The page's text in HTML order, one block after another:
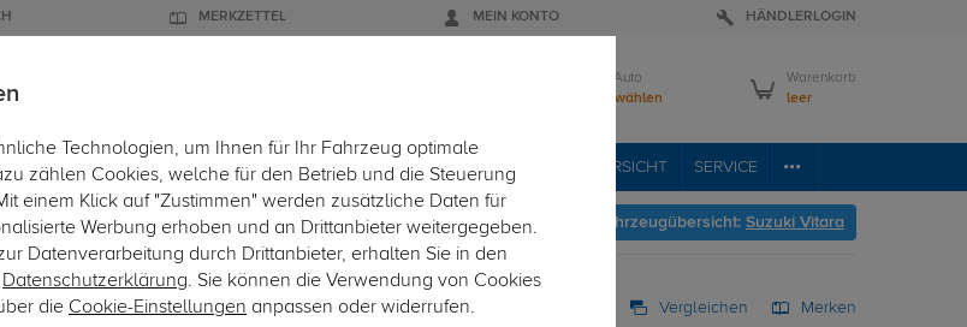
MERKZETTEL MEIN KONTO HÄNDLERLOGIN
Mein Auto
Bitte wählen
Warenkorb
leer
FAHRRADTRÄGER ZUBEHÖR EINBAUSERVICE FAHRZEUGÜBERSICHT SERVICE
Hier geht's zur Fahrzeugübersicht: Suzuki Vitara
Art.-Nr. aSZ109-1 Vergleichen Merken
Technologien, um Ihnen für Ihr Fahrzeug optimale
zählen Cookies, welche für den Betrieb und die Steuerung
einem Klick auf "Zustimmen" werden zusätzliche Daten für
Werbung erhoben und an Drittanbieter weitergegeben.
Datenverarbeitung durch Drittanbieter, erhalten Sie in den
Datenschutzerklärung. Sie können die Verwendung von Cookies
die Cookie-Einstellungen anpassen oder widerrufen.